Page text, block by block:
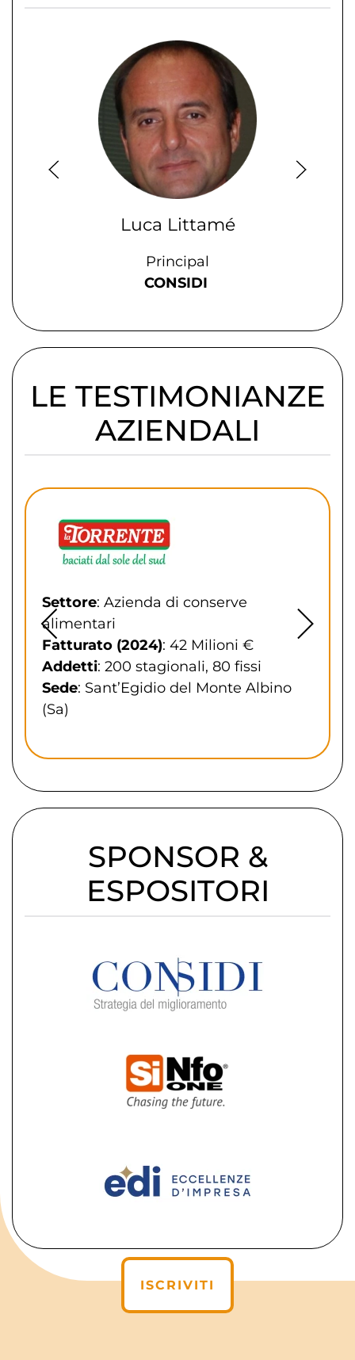
Luca Littamé
Principal
CONSIDI
LE TESTIMONIANZE
AZIENDALI
Settore: Azienda di conserve
alimentari
Fatturato (2024): 42 Milioni €
Addetti: 200 stagionali, 80 fissi
Sede: Sant’Egidio del Monte Albino
(Sa)
SPONSOR &
ESPOSITORI
ISCRIVITI